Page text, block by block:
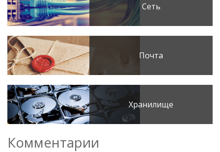
Сеть
Почта
Хранилище
Комментарии